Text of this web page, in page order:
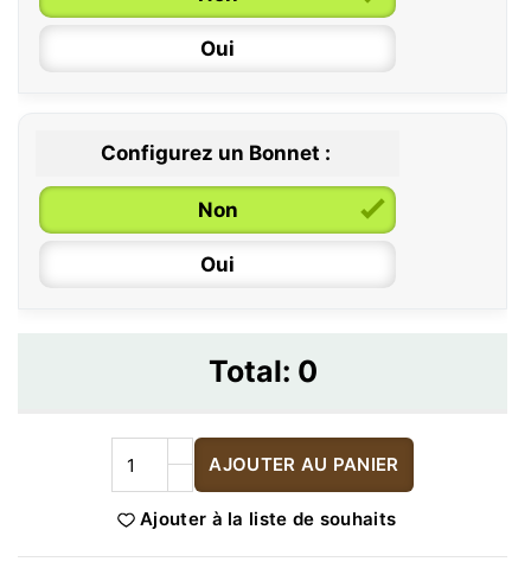
Oui
Configurez un Bonnet :
Non
Oui
Total: 0
AJOUTER AU PANIER
Ajouter à la liste de souhaits